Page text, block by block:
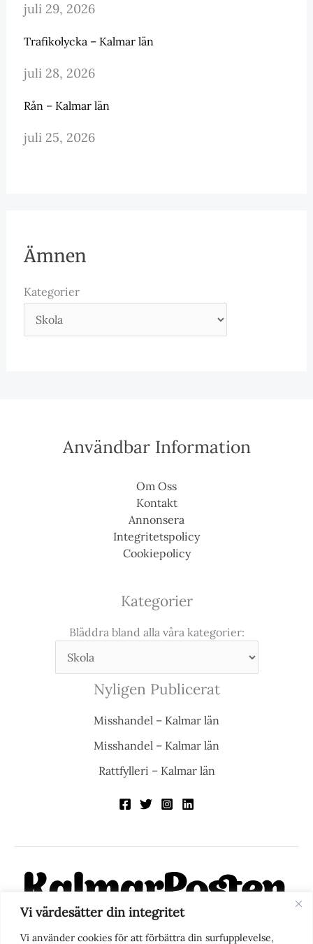
Vi värdesätter din integritet
Vi använder cookies för att förbättra din surfupplevelse,
juli 29, 2026
Trafikolycka – Kalmar län
juli 28, 2026
Rån – Kalmar län
juli 25, 2026
Ämnen
Kategorier
Användbar Information
Om Oss
Kontakt
Annonsera
Integritetspolicy
Cookiepolicy
Kategorier
Bläddra bland alla våra kategorier:
Nyligen Publicerat
Misshandel – Kalmar län
Misshandel – Kalmar län
Rattfylleri – Kalmar län
KalmarPosten är en modern lokalnyhetstidning på nätet. Med
fokus på Kalmarregionen, men också med blick för det större